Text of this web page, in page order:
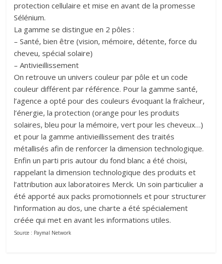
protection cellulaire et mise en avant de la promesse
Sélénium.
La gamme se distingue en 2 pôles :
– Santé, bien être (vision, mémoire, détente, force du
cheveu, spécial solaire)
– Antivieillissement
On retrouve un univers couleur par pôle et un code
couleur différent par référence. Pour la gamme santé,
l’agence a opté pour des couleurs évoquant la fraîcheur,
l’énergie, la protection (orange pour les produits
solaires, bleu pour la mémoire, vert pour les cheveux…)
et pour la gamme antivieillissement des traités
métallisés afin de renforcer la dimension technologique.
Enfin un parti pris autour du fond blanc a été choisi,
rappelant la dimension technologique des produits et
l’attribution aux laboratoires Merck. Un soin particulier a
été apporté aux packs promotionnels et pour structurer
l’information au dos, une charte a été spécialement
créée qui met en avant les informations utiles.
Source : Paymal Network